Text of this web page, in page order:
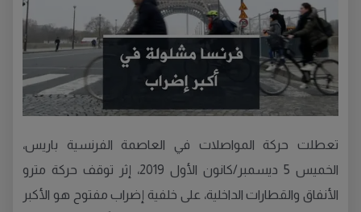
تعطلت حركة المواصلات في العاصمة الفرنسية باريس،
الخميس 5 ديسمبر/كانون الأول 2019، إثر توقف حركة مترو
الأنفاق والقطارات الداخلية، على خلفية إضراب مفتوح هو الأكبر